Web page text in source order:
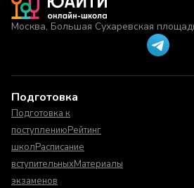
Москва, Большая Сухаревская
Подготовка
Подготовка к
поступлениюРейтинг
школРасписание
вступительныхМатериалы
экзаменов